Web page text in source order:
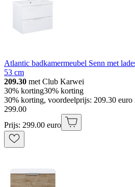
Atlantic badkamermeubel Senn met
53 cm
209.30 met Club Karwei
30% korting30% korting
30% korting, voordeelprijs: 209.30
299.00
Prijs: 299.00 euro